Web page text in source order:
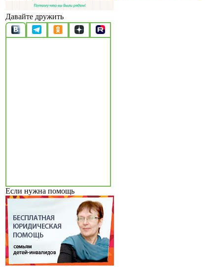
Давайте дружить
Если нужна помощь